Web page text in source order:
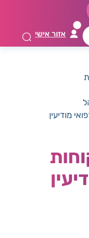
אזור אישי
מודיעין